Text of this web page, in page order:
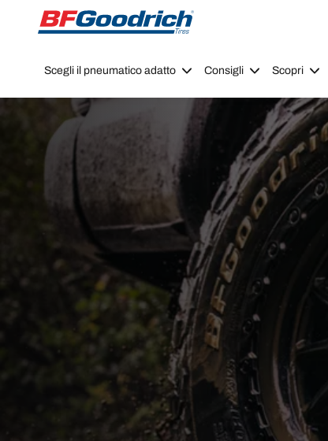
Go to page content
Go to page navigation
Scegli il pneumatico adatto Consigli Scopri